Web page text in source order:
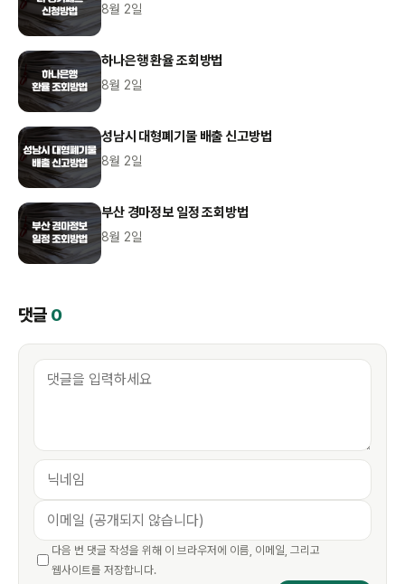
8월 2일
하나은행 환율 조회방법
8월 2일
성남시 대형폐기물 배출 신고방법
8월 2일
부산 경마정보 일정 조회방법
8월 2일
댓글 0
다음 번 댓글 작성을 위해 이 브라우저에 이름, 이메일, 그리고
웹사이트를 저장합니다.